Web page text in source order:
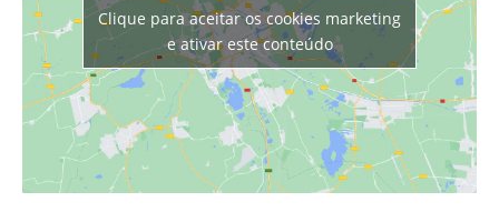
Clique para aceitar os cookies marketing
e ativar este conteúdo